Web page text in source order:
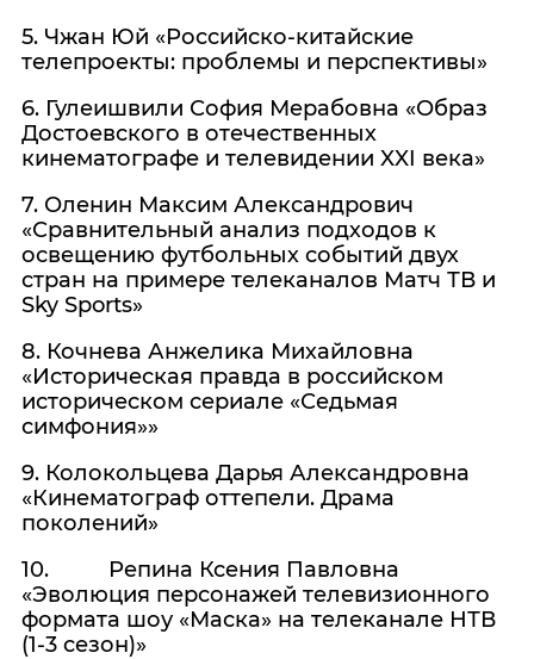
5. Чжан Юй «Российско-китайские
телепроекты: проблемы и перспективы»
6. Гулеишвили София Мерабовна «Образ
Достоевского в отечественных
кинематографе и телевидении XXI века»
7. Оленин Максим Александрович
«Сравнительный анализ подходов к
освещению футбольных событий двух
стран на примере телеканалов Матч ТВ и
Sky Sports»
8. Кочнева Анжелика Михайловна
«Историческая правда в российском
историческом сериале «Седьмая
симфония»»
9. Колокольцева Дарья Александровна
«Кинематограф оттепели. Драма
поколений»
10. Репина Ксения Павловна
«Эволюция персонажей телевизионного
формата шоу «Маска» на телеканале НТВ
(1-3 сезон)»